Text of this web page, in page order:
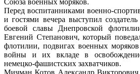
Союза военных моряков.
Перед воспитанниками военно-
и гостями вечера выступил
боевой славы Днепровской
Евгений Степанович, который
флотилии, подвигах военных
войны и их вкладе в
немецко-фашистских захватчиков.